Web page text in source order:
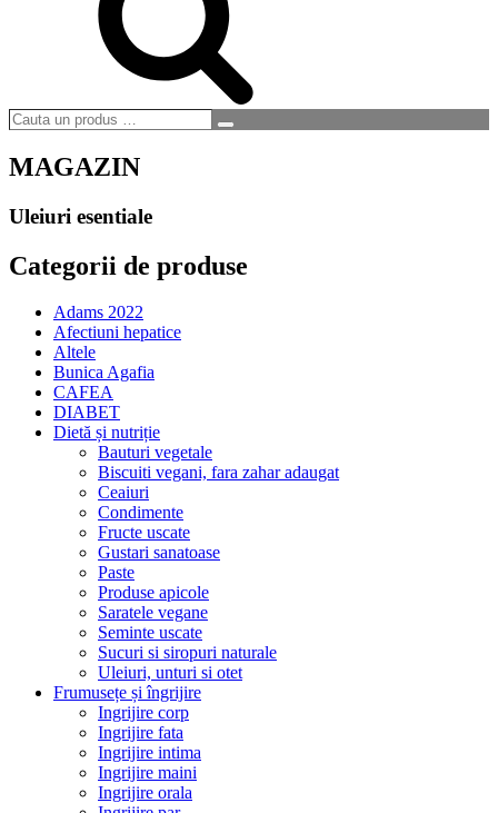
Cauta
produs
…
Search
MAGAZIN
Uleiuri esentiale
Categorii de produse
Adams 2022
Afectiuni hepatice
Altele
Bunica Agafia
CAFEA
DIABET
Dietă și nutriție
Bauturi vegetale
Biscuiti vegani, fara zahar adaugat
Ceaiuri
Condimente
Fructe uscate
Gustari sanatoase
Paste
Produse apicole
Saratele vegane
Seminte uscate
Sucuri si siropuri naturale
Uleiuri, unturi si otet
Frumusețe și îngrijire
Ingrijire corp
Ingrijire fata
Ingrijire intima
Ingrijire maini
Ingrijire orala